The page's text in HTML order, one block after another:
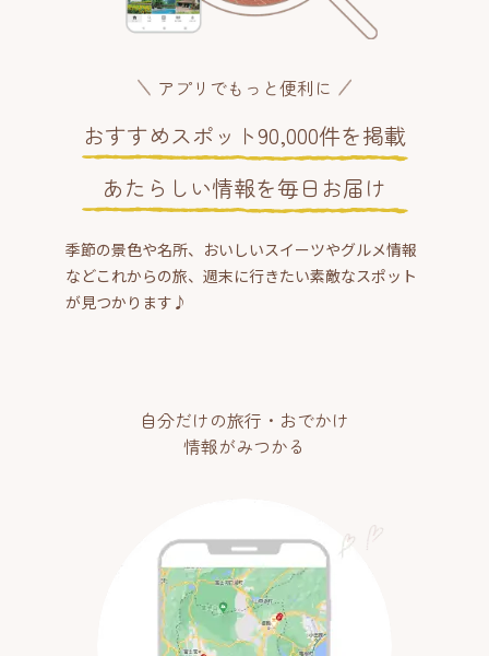
アプリでもっと便利に
おすすめスポット90,000件を掲載
あたらしい情報を毎日お届け
季節の景色や名所、おいしいスイーツやグルメ情報
などこれからの旅、週末に行きたい素敵なスポット
が見つかります♪
自分だけの旅行・おでかけ
情報がみつかる